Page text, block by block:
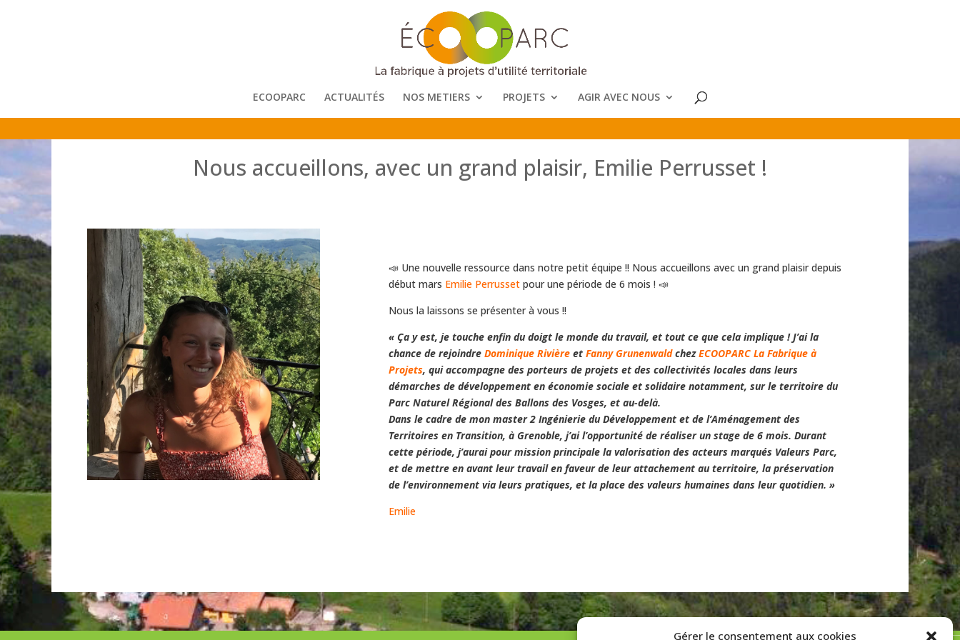
Gérer le consentement aux cookies
ECOOPARC ACTUALITÉS NOS METIERS PROJETS AGIR AVEC NOUS
Nous accueillons, avec un grand plaisir, Emilie Perrusset !
📣 Une nouvelle ressource dans notre petit équipe !! Nous accueillons avec un grand plaisir depuis
début mars Emilie Perrusset pour une période de 6 mois ! 📣
Nous la laissons se présenter à vous !!
« Ça y est, je touche enfin du doigt le monde du travail, et tout ce que cela implique ! J’ai la
chance de rejoindreDominique Rivière etFanny GrunenwaldchezECOOPARC La Fabrique à
Projets, qui accompagne des porteurs de projets et des collectivités locales dans leurs
démarches de développement en économie sociale et solidaire notamment, sur le territoire du
Parc Naturel Régional des Ballons des Vosges, et au-delà.
Dans le cadre de mon master 2 Ingénierie du Développement et de l’Aménagement des
Territoires en Transition, à Grenoble, j’ai l’opportunité de réaliser un stage de 6 mois. Durant
cette période, j’aurai pour mission principale la valorisation des acteurs marqués Valeurs Parc,
et de mettre en avant leur travail en faveur de leur attachement au territoire, la préservation
de l’environnement via leurs pratiques, et la place des valeurs humaines dans leur quotidien. »
Emilie